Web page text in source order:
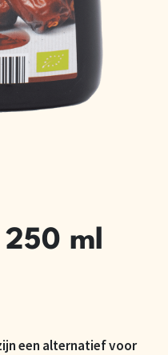
ml
een alternatief voor